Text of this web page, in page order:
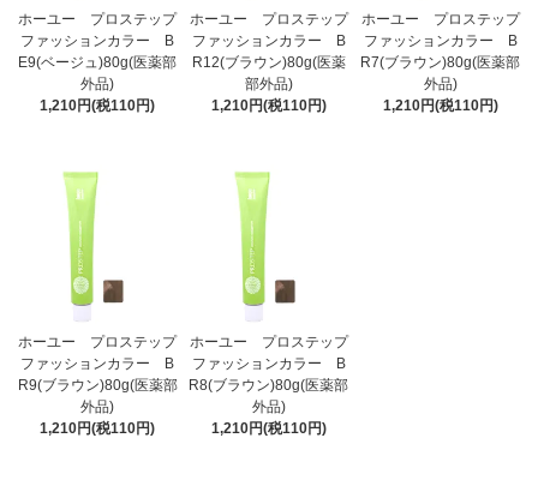
ホーユー プロステップ
ファッションカラー B
E9(ベージュ)80g(医薬部
外品)
1,210円(税110円)
ホーユー プロステップ
ファッションカラー B
R12(ブラウン)80g(医薬
部外品)
1,210円(税110円)
ホーユー プロステップ
ファッションカラー B
R7(ブラウン)80g(医薬部
外品)
1,210円(税110円)
ホーユー プロステップ
ファッションカラー B
R9(ブラウン)80g(医薬部
外品)
1,210円(税110円)
ホーユー プロステップ
ファッションカラー B
R8(ブラウン)80g(医薬部
外品)
1,210円(税110円)